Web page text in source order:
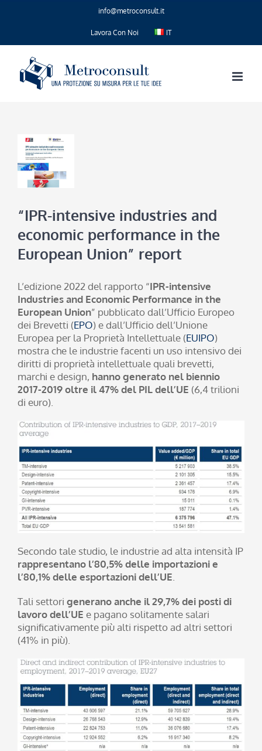
info@metroconsult.it
Lavora Con Noi IT
“IPR-intensive industries and
economic performance in the
European Union” report
L’edizione 2022 del rapporto “IPR-intensive
Industries and Economic Performance in the
European Union” pubblicato dall’Ufficio Europeo
dei Brevetti (EPO) e dall’Ufficio dell’Unione
Europea per la Proprietà Intellettuale (EUIPO)
mostra che le industrie facenti un uso intensivo dei
diritti di proprietà intellettuale quali brevetti,
marchi e design, hanno generato nel biennio
2017-2019 oltre il 47% del PIL dell’UE (6,4 trilioni
di euro).
Secondo tale studio, le industrie ad alta intensità IP
rappresentano l’80,5% delle importazioni e
l’80,1% delle esportazioni dell’UE
Tali settori generano anche il 29,7% dei posti di
lavoro dell’UE e pagano solitamente salari
significativamente più alti rispetto ad altri settori
(41% in più).